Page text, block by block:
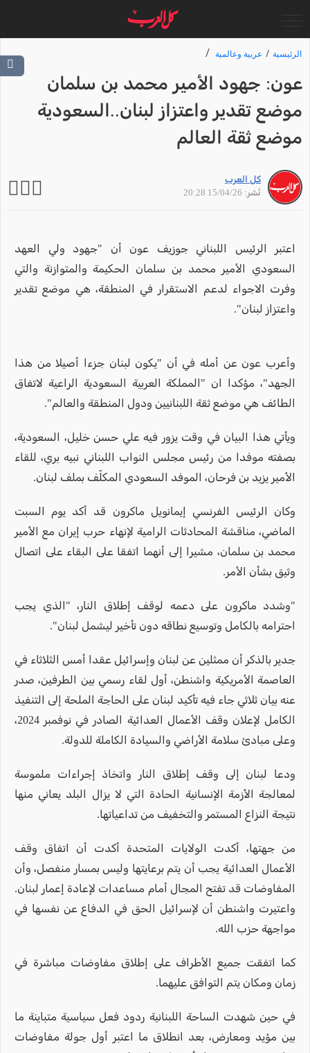
الرئيسية عربية وعالمية
عون: جهود الأمير محمد بن سلمان
موضع تقدير واعتزاز لبنان..السعودية
موضع ثقة العالم
كل العرب
نُشر: 15/04/26 20:28
اعتبر الرئيس اللبناني جوزيف عون أن "جهود ولي العهد
السعودي الأمير محمد بن سلمان الحكيمة والمتوازنة والتي
وفرت الاجواء لدعم الاستقرار في المنطقة، هي موضع تقدير
واعتزاز لبنان".
وأعرب عون عن أمله في أن "يكون لبنان جزءا أصيلا من هذا
الجهد"، مؤكدا ان "المملكة العربية السعودية الراعية لاتفاق
الطائف هي موضع ثقة اللبنانيين ودول المنطقة والعالم".
ويأتي هذا البيان في وقت يزور فيه علي حسن خليل، السعودية،
بصفته موفدا من رئيس مجلس النواب اللبناني نبيه بري، للقاء
الأمير يزيد بن فرحان، الموفد السعودي المكلّف بملف لبنان.
وكان الرئيس الفرنسي إيمانويل ماكرون قد أكد يوم السبت
الماضي، مناقشة المحادثات الرامية لإنهاء حرب إيران مع الأمير
محمد بن سلمان، مشيرا إلى أنهما اتفقا على البقاء على اتصال
وثيق بشأن الأمر.
"وشدد ماكرون على دعمه لوقف إطلاق النار، "الذي يجب
احترامه بالكامل وتوسيع نطاقه دون تأخير ليشمل لبنان".
جدير بالذكر أن ممثلين عن لبنان وإسرائيل عقدا أمس الثلاثاء في
العاصمة الأمريكية واشنطن، أول لقاء رسمي بين الطرفين، صدر
عنه بيان ثلاثي جاء فيه تأكيد لبنان على الحاجة الملحة إلى التنفيذ
الكامل لإعلان وقف الأعمال العدائية الصادر في نوفمبر 2024،
وعلى مبادئ سلامة الأراضي والسيادة الكاملة للدولة.
ودعا لبنان إلى وقف إطلاق النار واتخاذ إجراءات ملموسة
لمعالجة الأزمة الإنسانية الحادة التي لا يزال البلد يعاني منها
نتيجة النزاع المستمر والتخفيف من تداعياتها.
من جهتها، أكدت الولايات المتحدة أكدت أن اتفاق وقف
الأعمال العدائية يجب أن يتم برعايتها وليس بمسار منفصل، وأن
المفاوضات قد تفتح المجال أمام مساعدات لإعادة إعمار لبنان.
واعتيرت واشنطن أن لإسرائيل الحق في الدفاع عن نفسها في
مواجهة حزب الله.
كما اتفقت جميع الأطراف على إطلاق مفاوضات مباشرة في
زمان ومكان يتم التوافق عليهما.
في حين شهدت الساحة اللبنانية ردود فعل سياسية متباينة ما
بين مؤيد ومعارض، بعد انطلاق ما اعتبر أول جولة مفاوضات